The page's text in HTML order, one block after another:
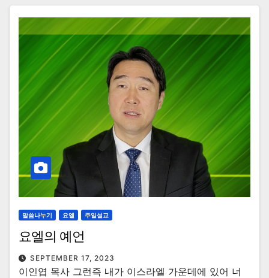
말씀나누기 요엘 주일설교
요엘의 예언
SEPTEMBER 17, 2023
이인엽 목사 그런즉 내가 이스라엘 가운데에 있어 너